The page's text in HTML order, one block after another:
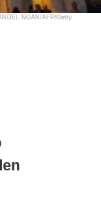
NGAN/AFP/Getty